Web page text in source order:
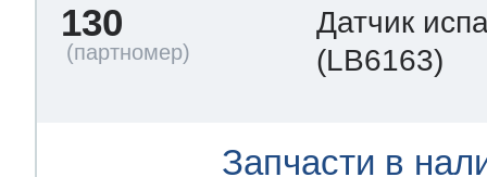
130
Датчик
(LB6163)
Запчасти в